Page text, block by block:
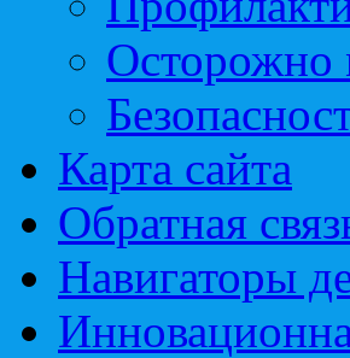
Карта сайта
Обратная
Навигаторы